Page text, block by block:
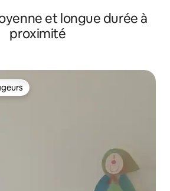
et longue durée à
proximité